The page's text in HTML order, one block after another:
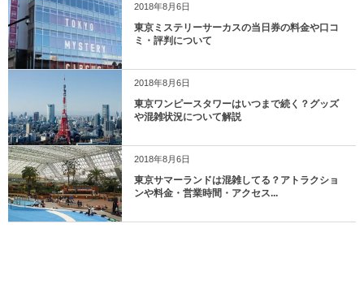
2018年8月6日
東京ミステリーサーカスの当日券の料金や口コ
ミ・評判について
2018年8月6日
東京ワンピースタワーはいつまで続く？グッズ
や混雑状況について解説
2018年8月6日
東京サマーランドは混雑してる？アトラクショ
ンや料金・営業時間・アクセス...